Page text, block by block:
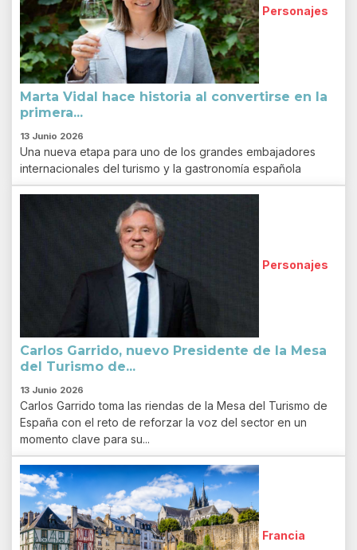
Personajes
Marta Vidal hace historia al convertirse en la
primera...
13 Junio 2026
Una nueva etapa para uno de los grandes embajadores
internacionales del turismo y la gastronomía española
Personajes
Carlos Garrido, nuevo Presidente de la Mesa
del Turismo de...
13 Junio 2026
Carlos Garrido toma las riendas de la Mesa del Turismo de
España con el reto de reforzar la voz del sector en un
momento clave para su...
Francia